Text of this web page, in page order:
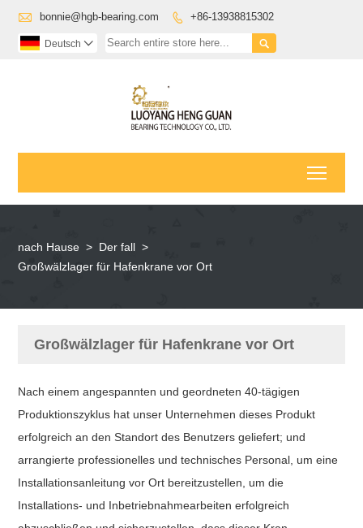
 bonnie@hgb-bearing.com  +86-13938815302

Deutsch 
nach Hause > Der fall >
Großwälzlager für Hafenkrane vor Ort
Großwälzlager für Hafenkrane vor Ort
Nach einem angespannten und geordneten 40-tägigen
Produktionszyklus hat unser Unternehmen dieses Produkt
erfolgreich an den Standort des Benutzers geliefert; und
arrangierte professionelles und technisches Personal, um eine
Installationsanleitung vor Ort bereitzustellen, um die
Installations- und Inbetriebnahmearbeiten erfolgreich